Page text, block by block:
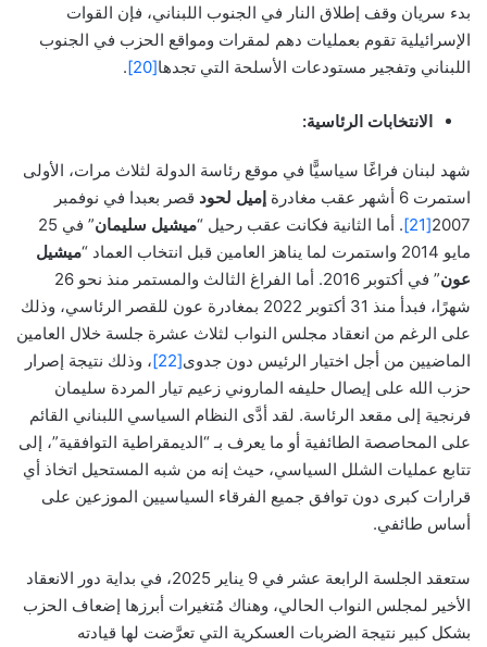
بدء سريان وقف إطلاق النار في الجنوب اللبناني، فإن القوات
الإسرائيلية تقوم بعمليات دهم لمقرات ومواقع الحزب في الجنوب
اللبناني وتفجير مستودعات الأسلحة التي تجدها[20]
.
الانتخابات الرئاسية:
شهد لبنان فراغًا سياسيًّا في موقع رئاسة الدولة لثلاث مرات، الأولى
استمرت 6 أشهر عقب مغادرة
إميل لحود قصر بعبدا في نوفمبر
2007
[21] . أما الثانية فكانت عقب رحيل “ميشيل سليمان
” في 25
مايو 2014 واستمرت لما يناهز العامين قبل انتخاب العماد “
ميشيل
عون
” في أكتوبر 2016. أما الفراغ الثالث والمستمر منذ نحو 26
شهرًا، فبدأ منذ 31 أكتوبر 2022 بمغادرة عون للقصر الرئاسي، وذلك
على الرغم من انعقاد مجلس النواب لثلاث عشرة جلسة خلال العامين
الماضيين من أجل اختيار الرئيس دون جدوى[22]
، وذلك نتيجة إصرار
حزب الله على إيصال حليفه الماروني زعيم تيار المردة سليمان
فرنجية إلى مقعد الرئاسة. لقد أدَّى النظام السياسي اللبناني القائم
على المحاصصة الطائفية أو ما يعرف بـ “الديمقراطية التوافقية”، إلى
تتابع عمليات الشلل السياسي، حيث إنه من شبه المستحيل اتخاذ أي
قرارات كبرى دون توافق جميع الفرقاء السياسيين الموزعين على
أساس طائفي.
ستعقد الجلسة الرابعة عشر في 9 يناير 2025، في بداية دور الانعقاد
الأخير لمجلس النواب الحالي، وهناك مُتغيرات أبرزها إضعاف الحزب
بشكل كبير نتيجة الضربات العسكرية التي تعرَّضت لها قيادته